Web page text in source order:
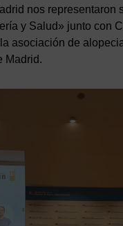
nos representaron
y Salud» junto con
asociación de
Madrid.